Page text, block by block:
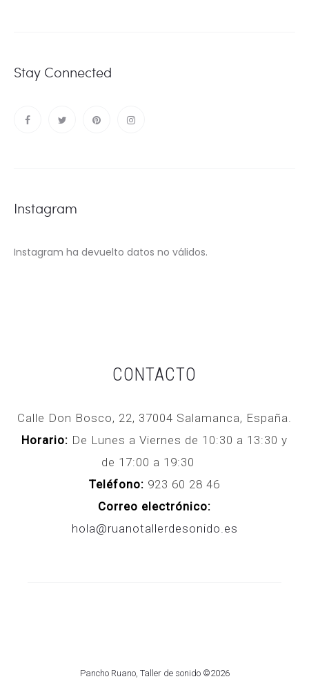
Stay Connected
Instagram
Instagram ha devuelto datos no válidos.
CONTACTO
Calle Don Bosco, 22, 37004 Salamanca, España.
Horario: De Lunes a Viernes de 10:30 a 13:30 y
de 17:00 a 19:30
Teléfono: 923 60 28 46
Correo electrónico:
hola@ruanotallerdesonido.es
Pancho Ruano, Taller de sonido ©2026